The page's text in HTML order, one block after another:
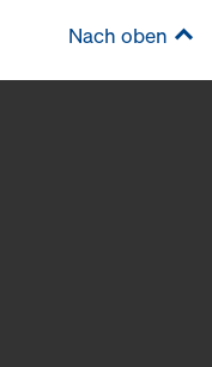
Nach oben